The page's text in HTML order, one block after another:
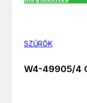
SZŰRŐK
W4-49905/4